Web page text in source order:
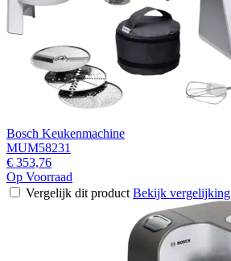
Bosch Keukenmachine
MUM58231
€ 353,76
Op Voorraad
Vergelijk dit product Bekijk vergelijking